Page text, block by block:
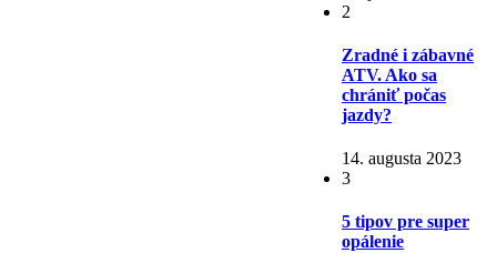
2
Zradné i zábavné
ATV. Ako sa
chrániť počas
jazdy?
14. augusta 2023
3
5 tipov pre super
opálenie